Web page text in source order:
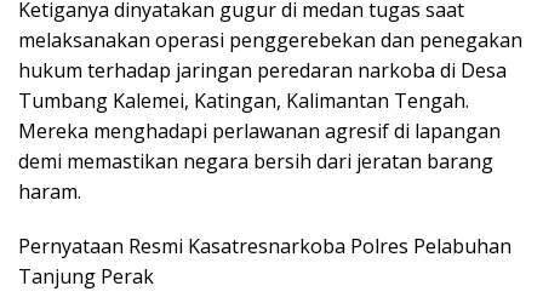
Ketiganya dinyatakan gugur di medan tugas saat
melaksanakan operasi penggerebekan dan penegakan
hukum terhadap jaringan peredaran narkoba di Desa
Tumbang Kalemei, Katingan, Kalimantan Tengah.
Mereka menghadapi perlawanan agresif di lapangan
demi memastikan negara bersih dari jeratan barang
haram.
Pernyataan Resmi Kasatresnarkoba Polres Pelabuhan
Tanjung Perak